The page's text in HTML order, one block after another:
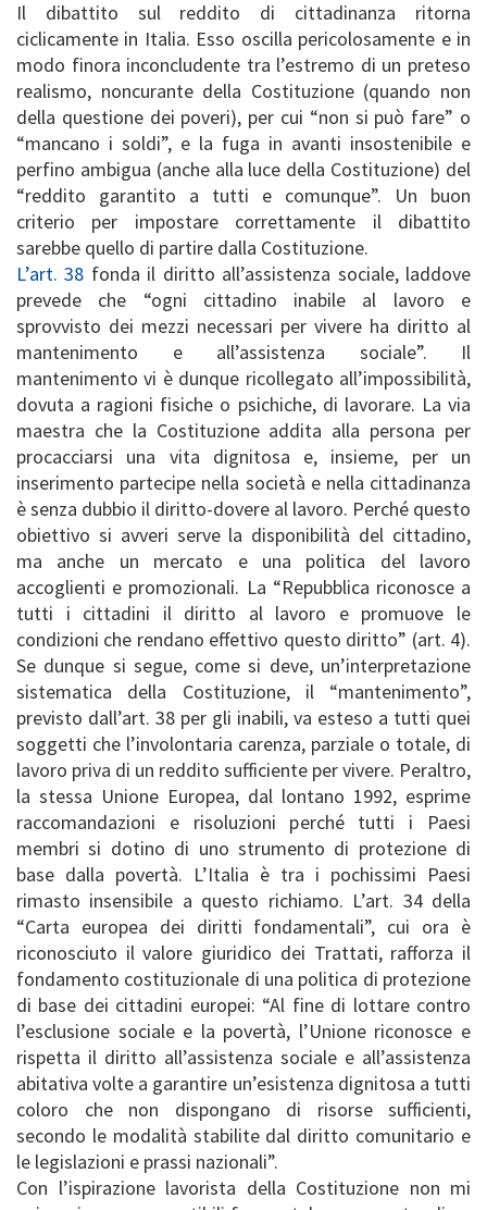
Il dibattito sul reddito di cittadinanza ritorna
ciclicamente in Italia. Esso oscilla pericolosamente e in
modo finora inconcludente tra l’estremo di un preteso
realismo, noncurante della Costituzione (quando non
della questione dei poveri), per cui “non si può fare” o
“mancano i soldi”, e la fuga in avanti insostenibile e
perfino ambigua (anche alla luce della Costituzione) del
“reddito garantito a tutti e comunque”. Un buon
criterio per impostare correttamente il dibattito
sarebbe quello di partire dalla Costituzione.
L’art. 38 fonda il diritto all’assistenza sociale, laddove
prevede che “ogni cittadino inabile al lavoro e
sprovvisto dei mezzi necessari per vivere ha diritto al
mantenimento e all’assistenza sociale”. Il
mantenimento vi è dunque ricollegato all’impossibilità,
dovuta a ragioni fisiche o psichiche, di lavorare. La via
maestra che la Costituzione addita alla persona per
procacciarsi una vita dignitosa e, insieme, per un
inserimento partecipe nella società e nella cittadinanza
è senza dubbio il diritto-dovere al lavoro. Perché questo
obiettivo si avveri serve la disponibilità del cittadino,
ma anche un mercato e una politica del lavoro
accoglienti e promozionali. La “Repubblica riconosce a
tutti i cittadini il diritto al lavoro e promuove le
condizioni che rendano effettivo questo diritto” (art. 4).
Se dunque si segue, come si deve, un’interpretazione
sistematica della Costituzione, il “mantenimento”,
previsto dall’art. 38 per gli inabili, va esteso a tutti quei
soggetti che l’involontaria carenza, parziale o totale, di
lavoro priva di un reddito sufficiente per vivere. Peraltro,
la stessa Unione Europea, dal lontano 1992, esprime
raccomandazioni e risoluzioni perché tutti i Paesi
membri si dotino di uno strumento di protezione di
base dalla povertà. L’Italia è tra i pochissimi Paesi
rimasto insensibile a questo richiamo. L’art. 34 della
“Carta europea dei diritti fondamentali”, cui ora è
riconosciuto il valore giuridico dei Trattati, rafforza il
fondamento costituzionale di una politica di protezione
di base dei cittadini europei: “Al fine di lottare contro
l’esclusione sociale e la povertà, l’Unione riconosce e
rispetta il diritto all’assistenza sociale e all’assistenza
abitativa volte a garantire un’esistenza dignitosa a tutti
coloro che non dispongano di risorse sufficienti,
secondo le modalità stabilite dal diritto comunitario e
le legislazioni e prassi nazionali”.
Con l’ispirazione lavorista della Costituzione non mi